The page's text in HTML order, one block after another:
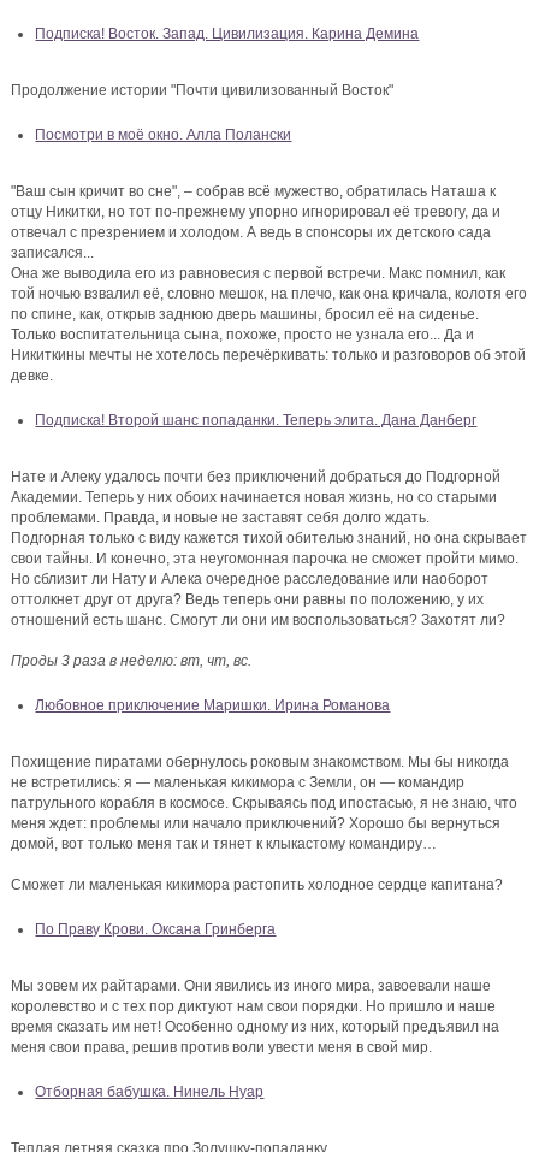
Подписка! Восток. Запад. Цивилизация. Карина Демина
Продолжение истории "Почти цивилизованный Восток"
Посмотри в моё окно. Алла Полански
"Ваш сын кричит во сне", – собрав всё мужество, обратилась Наташа к
отцу Никитки, но тот по-прежнему упорно игнорировал её тревогу, да и
отвечал с презрением и холодом. А ведь в спонсоры их детского сада
записался...
Она же выводила его из равновесия с первой встречи. Макс помнил, как
той ночью взвалил её, словно мешок, на плечо, как она кричала, колотя его
по спине, как, открыв заднюю дверь машины, бросил её на сиденье.
Только воспитательница сына, похоже, просто не узнала его... Да и
Никиткины мечты не хотелось перечёркивать: только и разговоров об этой
девке.
Подписка! Второй шанс попаданки. Теперь элита. Дана Данберг
Нате и Алеку удалось почти без приключений добраться до Подгорной
Академии. Теперь у них обоих начинается новая жизнь, но со старыми
проблемами. Правда, и новые не заставят себя долго ждать.
Подгорная только с виду кажется тихой обителью знаний, но она скрывает
свои тайны. И конечно, эта неугомонная парочка не сможет пройти мимо.
Но сблизит ли Нату и Алека очередное расследование или наоборот
оттолкнет друг от друга? Ведь теперь они равны по положению, у их
отношений есть шанс. Смогут ли они им воспользоваться? Захотят ли?
Проды 3 раза в неделю: вт, чт, вс.
Любовное приключение Маришки. Ирина Романова
Похищение пиратами обернулось роковым знакомством. Мы бы никогда
не встретились: я — маленькая кикимора с Земли, он — командир
патрульного корабля в космосе. Скрываясь под ипостасью, я не знаю, что
меня ждет: проблемы или начало приключений? Хорошо бы вернуться
домой, вот только меня так и тянет к клыкастому командиру…
Сможет ли маленькая кикимора растопить холодное сердце капитана?
По Праву Крови. Оксана Гринберга
Мы зовем их райтарами. Они явились из иного мира, завоевали наше
королевство и с тех пор диктуют нам свои порядки. Но пришло и наше
время сказать им нет! Особенно одному из них, который предъявил на
меня свои права, решив против воли увести меня в свой мир.
Отборная бабушка. Нинель Нуар